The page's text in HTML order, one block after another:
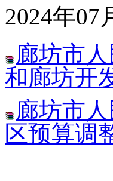
2024年07
廊坊市
和廊坊开
廊坊市
区预算调